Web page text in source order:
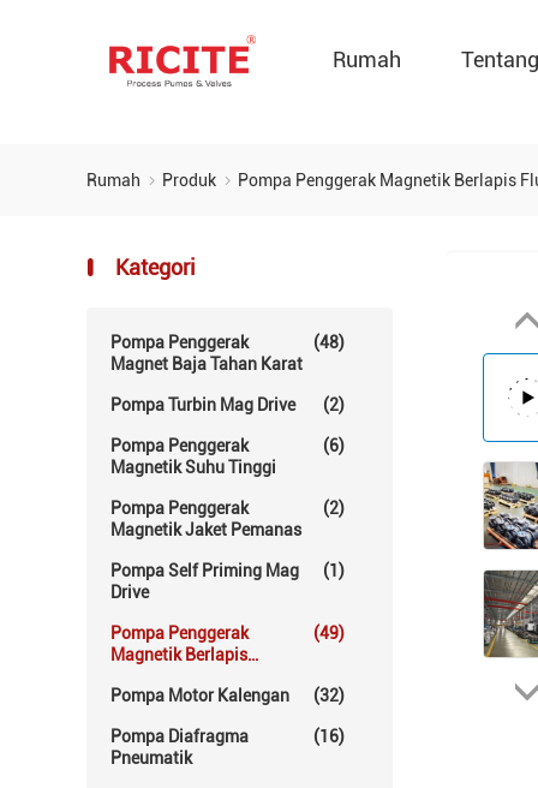
Rumah Tentang
Rumah Produk Pompa Penggerak Magnetik Berlapis
Kategori
Pompa Penggerak
Magnet Baja Tahan Karat
(48)
Pompa Turbin Mag Drive (2)
Pompa Penggerak
Magnetik Suhu Tinggi
(6)
Pompa Penggerak
Magnetik Jaket Pemanas
(2)
Pompa Self Priming Mag
Drive
(1)
Pompa Penggerak
Magnetik Berlapis
(49)
Pompa Motor Kalengan (32)
Pompa Diafragma
Pneumatik
(16)